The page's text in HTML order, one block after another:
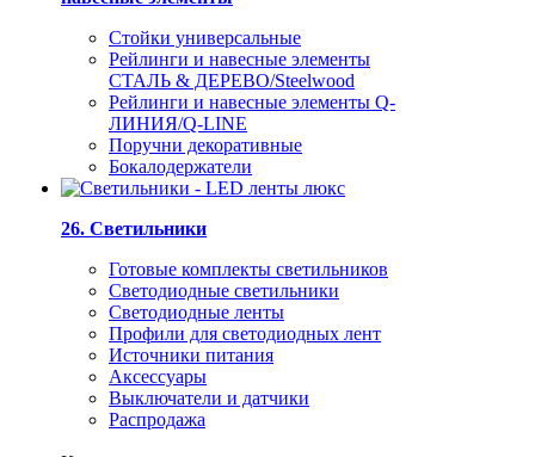
Стойки универсальные
Рейлинги и навесные элементы
СТАЛЬ & ДЕРЕВО/Steelwood
Рейлинги и навесные элементы Q-
ЛИНИЯ/Q-LINE
Поручни декоративные
Бокалодержатели
26. Светильники
Готовые комплекты светильников
Светодиодные светильники
Светодиодные ленты
Профили для светодиодных лент
Источники питания
Аксессуары
Выключатели и датчики
Распродажа